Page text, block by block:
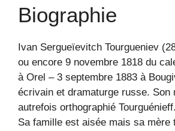
Biographie
Ivan Sergueïevitch Tourgueniev
ou encore 9 novembre 1818 du
à Orel – 3 septembre 1883 à
écrivain et dramaturge russe. Son
autrefois orthographié Tourguénieff.
Sa famille est aisée mais sa mère